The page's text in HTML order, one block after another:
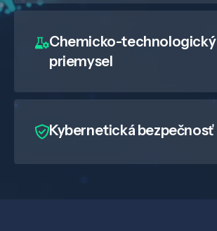
Chemicko-technologický
priemysel
Kybernetická bezpečnosť